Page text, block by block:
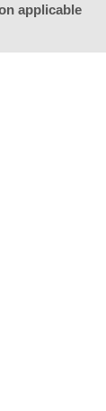
applicable